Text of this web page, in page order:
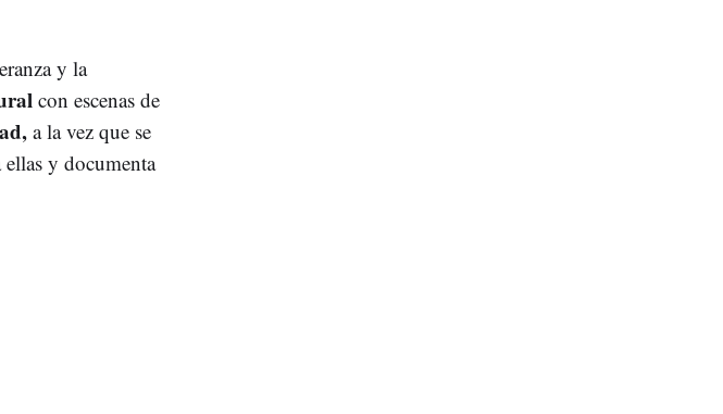
y la
con escenas de
a la vez que se
y documenta